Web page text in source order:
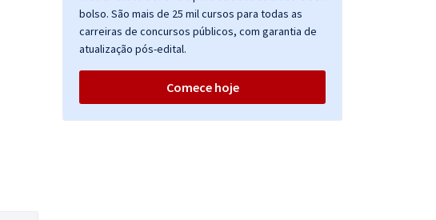
bolso. São mais de 25 mil cursos para todas as
carreiras de concursos públicos, com garantia de
atualização pós-edital.
Comece hoje